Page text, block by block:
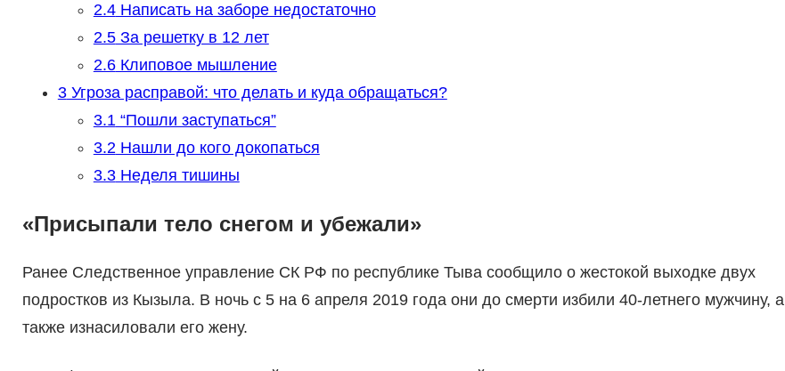
2.4Написать на заборе недостаточно
2.5За решетку в 12 лет
2.6Клиповое мышление
3Угроза расправой: что делать и куда обращаться?
3.1“Пошли заступаться”
3.2Нашли до кого докопаться
3.3Неделя тишины
«Присыпали тело снегом и убежали»
Ранее Следственное управление СК РФ по республике Тыва сообщило о жестокой выходке двух
подростков из Кызыла. В ночь с 5 на 6 апреля 2019 года они до смерти избили 40-летнего мужчину, а
также изнасиловали его жену.